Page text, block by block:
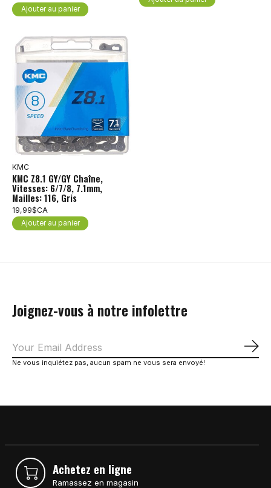
Ajouter au panier
KMC
KMC Z8.1 GY/GY Chaîne,
Vitesses: 6/7/8, 7.1mm,
Mailles: 116, Gris
19,99$CA
Ajouter au panier
Joignez-vous à notre infolettre
Ne vous inquiétez pas, aucun spam ne vous sera envoyé!
Achetez en ligne
Ramassez en magasin